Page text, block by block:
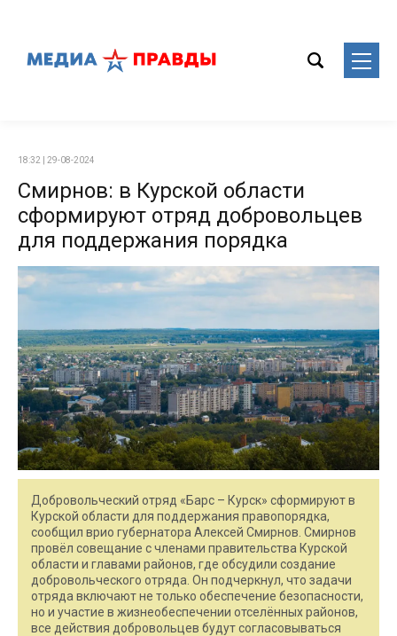
18:32 | 29-08-2024
Смирнов: в Курской области
сформируют отряд добровольцев
для поддержания порядка
Добровольческий отряд «Барс – Курск» сформируют в
Курской области для поддержания правопорядка,
сообщил врио губернатора Алексей Смирнов. Смирнов
провёл совещание с членами правительства Курской
области и главами районов, где обсудили создание
добровольческого отряда. Он подчеркнул, что задачи
отряда включают не только обеспечение безопасности,
но и участие в жизнеобеспечении отселённых районов,
все действия добровольцев будут согласовываться